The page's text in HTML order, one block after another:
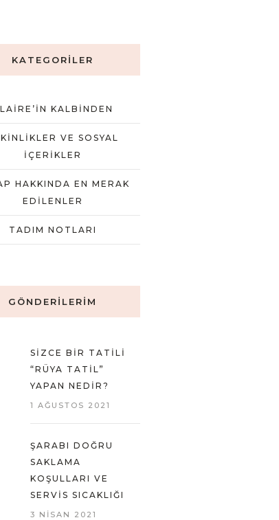
KATEGORILER
KALBINDEN
VE SOSYAL
İÇERIKLER
HAKKINDA EN MERAK
EDILENLER
TADIM NOTLARI
GÖNDERILERIM
SIZCE BIR TATILI
“RÜYA TATIL”
YAPAN NEDIR?
1 AĞUSTOS 2021
ŞARABI DOĞRU
SAKLAMA
KOŞULLARI VE
SERVIS SICAKLIĞI
3 NISAN 2021